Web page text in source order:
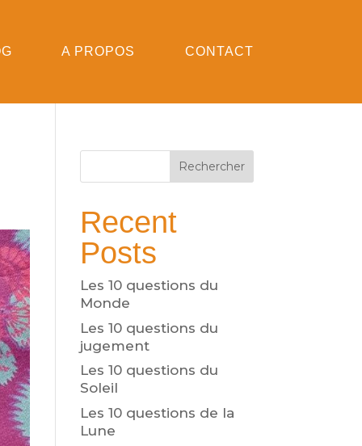
A PROPOS CONTACT
Rechercher
Recent
Posts
Les 10 questions du
Monde
Les 10 questions du
jugement
Les 10 questions du
Soleil
Les 10 questions de la
Lune